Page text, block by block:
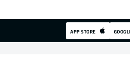
APP STORE